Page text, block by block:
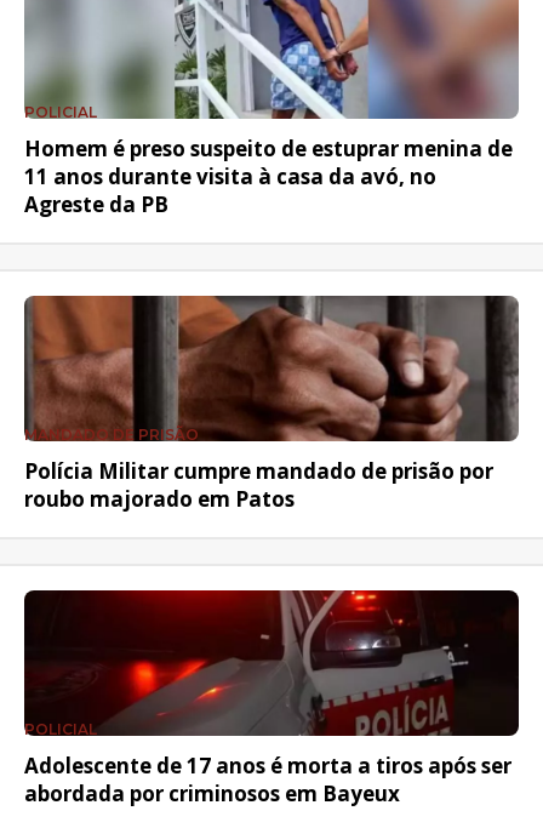
POLICIAL
Homem é preso suspeito de estuprar menina de
11 anos durante visita à casa da avó, no
Agreste da PB
MANDADO DE PRISÃO
Polícia Militar cumpre mandado de prisão por
roubo majorado em Patos
POLICIAL
Adolescente de 17 anos é morta a tiros após ser
abordada por criminosos em Bayeux